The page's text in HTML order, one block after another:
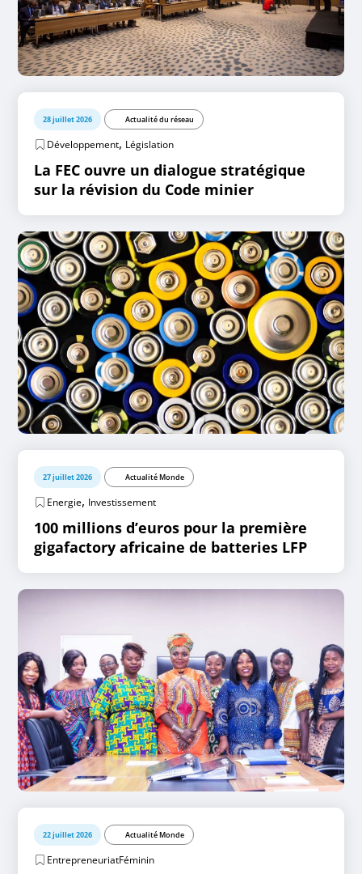
28 juillet 2026 Actualité du réseau
Développement, Législation
La FEC ouvre un dialogue stratégique
sur la révision du Code minier
27 juillet 2026 Actualité Monde
Energie, Investissement
100 millions d’euros pour la première
gigafactory africaine de batteries LFP
22 juillet 2026 Actualité Monde
EntrepreneuriatFéminin